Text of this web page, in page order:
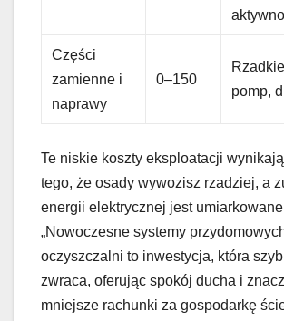
Części
zamienne i
naprawy
0–150
pomp,
Te niskie koszty eksploatacji wynikają
tego, że osady wywozisz rzadziej, a
energii elektrycznej jest
„Nowoczesne systemy
oczyszczalni to inwestycja, która
zwraca, oferując spokój ducha i
mniejsze rachunki za gospodarkę